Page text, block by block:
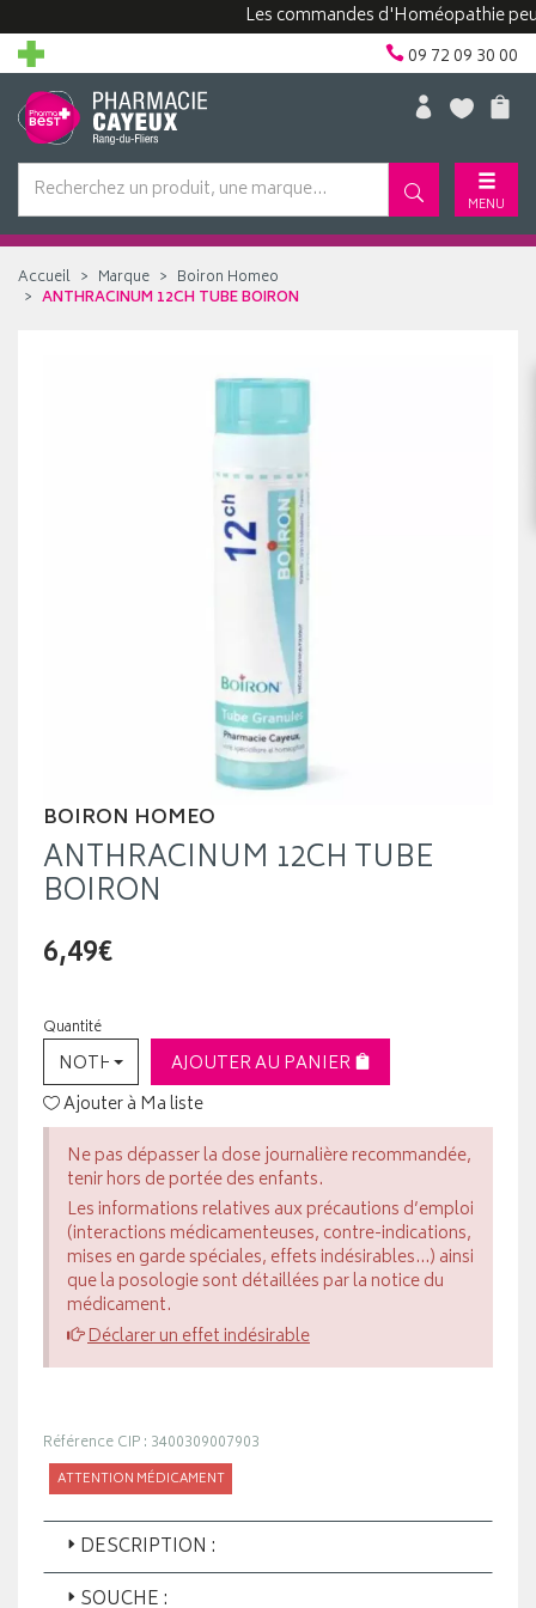
Les commandes d'Homéopathie
09 72 09 30 00
MENU
Accueil Marque
Boiron Homeo
ANTHRACINUM 12CH TUBE BOIRON
BOIRON HOMEO
ANTHRACINUM 12CH TUBE
BOIRON
6,49€
Quantité
NOTHING SELECTEDAJOUTER AU PANIER
Ajouter à Ma liste
Ne pas dépasser la dose journalière recommandée,
tenir hors de portée des enfants.
Les informations relatives aux précautions d’emploi
(interactions médicamenteuses, contre-indications,
mises en garde spéciales, effets indésirables...) ainsi
que la posologie sont détaillées par la notice du
médicament.
Déclarer un effet indésirable
Référence CIP : 3400309007903
ATTENTION MÉDICAMENT
DESCRIPTION :
SOUCHE :